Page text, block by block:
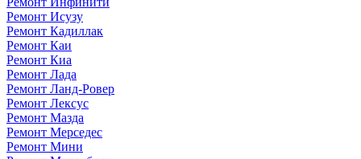
Ремонт Исузу
Ремонт Кадиллак
Ремонт Каи
Ремонт Киа
Ремонт Лада
Ремонт Ланд-Ровер
Ремонт Лексус
Ремонт Мазда
Ремонт Мерседес
Ремонт Мини